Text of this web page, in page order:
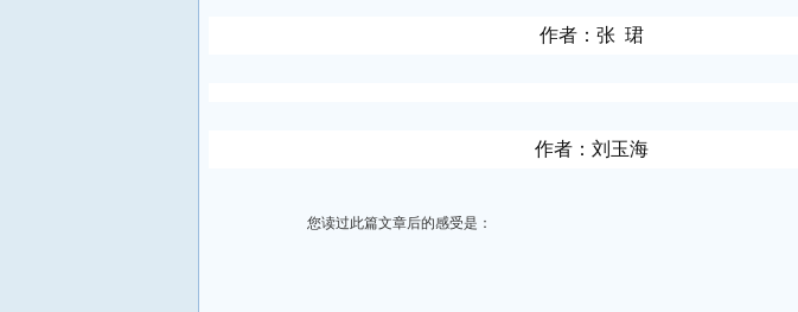
作者：张 珺
作者：刘玉海
您读过此篇文章后的感受是：